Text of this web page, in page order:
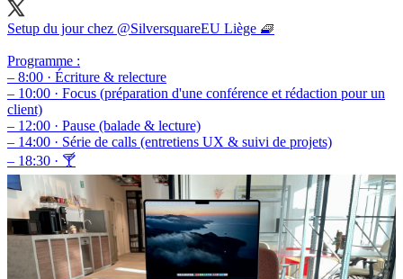
Setup du jour chez @SilversquareEU Liège 🧇
Programme :
– 8:00 · Écriture & relecture
– 10:00 · Focus (préparation d'une conférence et rédaction pour un
client)
– 12:00 · Pause (balade & lecture)
– 14:00 · Série de calls (entretiens UX & suivi de projets)
– 18:30 · 🍸